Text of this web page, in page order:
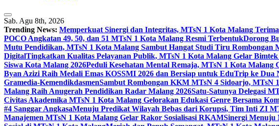
Sab. Agu 8th, 2026
Trending News: Memperkuat Sinergi dan Integritas, MTsN 1 Kota Malang
POCO Angkatan 49, 50, dan 51 MTsN 1 Kota Malang Resmi TerbentukDorong
Mutu Pendidikan, MTsN 1 Kota Malang Sambut Hangat Studi Tiru Rombongan
DigitalTingkatkan Kualitas Pelayanan Publik, MTsN 1 Kota Malang Gelar
Siswa Kota Malang 2026Peduli Kesehatan Mental Remaja, MTsN 1 Kota Malang
Byan Azizi Raih Medali Emas KOSSMI 2026 dan Bersiap untuk EduTrip ke Dua
Gramedia-KemendikdasmenSambut Rombongan KKM MTsN 4 Sidoarjo, MTsN
Malang Raih Anugerah Pendidikan Radar Malang 2026Satu-Satunya Delegasi
Civitas Akademika MTsN 1 Kota Malang Gelorakan Edukasi Genre Bersama
#4 Sanggar AngkasaMenuju Predikat Wilayah Bebas dari Korupsi, Tim Inti ZI
Manajemen MTsN 1 Kota Malang Gelar Rakor Sosialisasi RKAMSinergi Menuju